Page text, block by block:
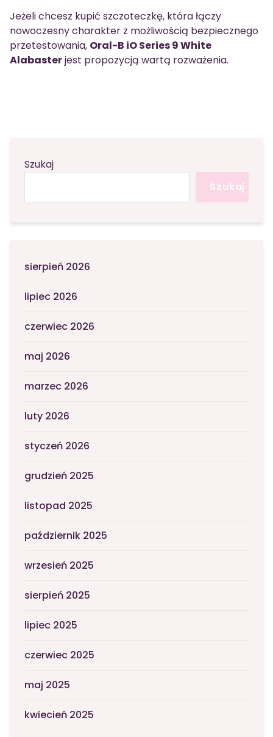
Jeżeli chcesz kupić szczoteczkę, która łączy
nowoczesny charakter z możliwością bezpiecznego
przetestowania, Oral-B iO Series 9 White
Alabasterjest propozycją wartą rozważenia.
Szukaj
Szukaj
sierpień 2026
lipiec 2026
czerwiec 2026
maj 2026
marzec 2026
luty 2026
styczeń 2026
grudzień 2025
listopad 2025
październik 2025
wrzesień 2025
sierpień 2025
lipiec 2025
czerwiec 2025
maj 2025
kwiecień 2025